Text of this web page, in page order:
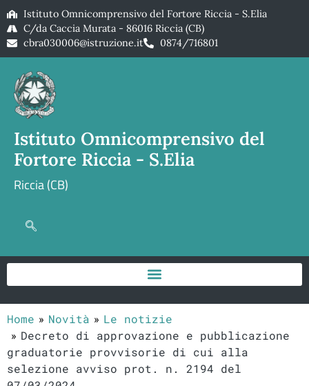
Istituto Omnicomprensivo del Fortore Riccia - S.Elia
C/da Caccia Murata - 86016 Riccia (CB)
cbra030006@istruzione.it
0874/716801
Istituto Omnicomprensivo del
Fortore Riccia - S.Elia
Riccia (CB)
Home Novità
Le notizie
Decreto di approvazione e pubblicazione
graduatorie provvisorie di cui alla
selezione avviso prot. n. 2194 del